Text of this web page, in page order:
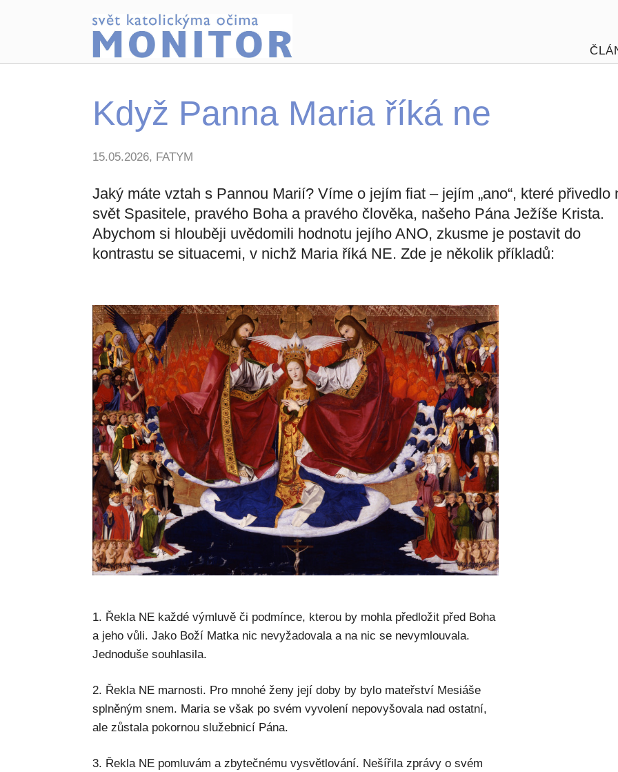
Když Panna Maria říká ne
15.05.2026, FATYM
Jaký máte vztah s Pannou Marií? Víme o jejím fiat – jejím „ano“, které přivedlo
svět Spasitele, pravého Boha a pravého člověka, našeho Pána Ježíše Krista.
Abychom si hlouběji uvědomili hodnotu jejího ANO, zkusme je postavit do
kontrastu se situacemi, v nichž Maria říká NE. Zde je několik příkladů:
1. Řekla NE každé výmluvě či podmínce, kterou by mohla předložit před Boha
a jeho vůli. Jako Boží Matka nic nevyžadovala a na nic se nevymlouvala.
Jednoduše souhlasila.
2. Řekla NE marnosti. Pro mnohé ženy její doby by bylo mateřství Mesiáše
splněným snem. Maria se však po svém vyvolení nepovyšovala nad ostatní,
ale zůstala pokornou služebnicí Pána.
3. Řekla NE pomluvám a zbytečnému vysvětlování. Nešířila zprávy o svém